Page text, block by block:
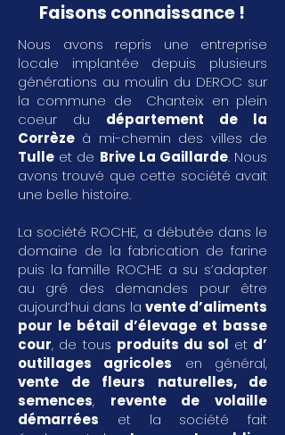
Faisons connaissance !
Nous avons repris une entreprise
locale implantée depuis plusieurs
générations au moulin du DEROC sur
la commune de Chanteix en plein
coeur du département de la
Corrèze à mi-chemin des villes de
Tulle et de Brive La Gaillarde. Nous
avons trouvé que cette société avait
une belle histoire.
La société ROCHE, a débutée dans le
domaine de la fabrication de farine
puis la famille ROCHE a su s’adapter
au gré des demandes pour être
aujourd’hui dans la vente d’aliments
pour le bétail d’élevage et basse
cour, de tous produits du sol et d’
outillages agricoles en général,
vente de fleurs naturelles, de
semences, revente de volaille
démarrées et la société fait